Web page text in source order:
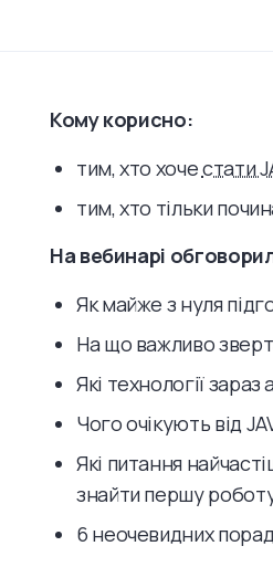
Кому корисно:
тим, хто хочестати
тим, хто тільки
На вебинарі
Як майже з нуля
На що важливо
Які технології
Чого очікують від
Які питання
знайти першу
6 неочевидних порад